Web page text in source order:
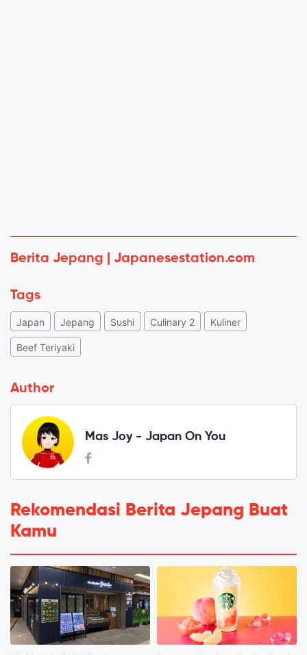
Berita Jepang | Japanesestation.com
Tags
Japan Jepang Sushi Culinary 2 Kuliner
Beef Teriyaki
Author
Mas Joy - Japan On You
Rekomendasi Berita Jepang Buat
Kamu